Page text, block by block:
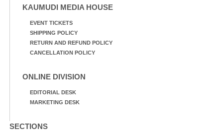
KAUMUDI MEDIA HOUSE
EVENT TICKETS
SHIPPING POLICY
RETURN AND REFUND POLICY
CANCELLATION POLICY
ONLINE DIVISION
EDITORIAL DESK
MARKETING DESK
SECTIONS